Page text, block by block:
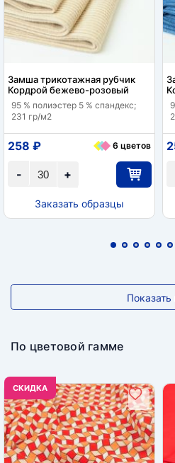
Замша трикотажная рубчик
Кордрой бежево-розовый
95 % полиэстер 5 % спандекс;
231 гр/м2
+
-
258 ₽ 6 цветов
Заказать образцы
Показать
По цветовой гамме
CКИДКА